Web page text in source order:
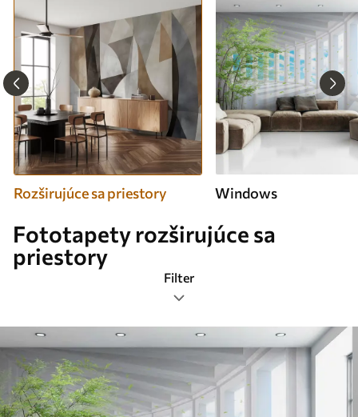
Rozširujúce sa priestory Windows
Fototapety rozširujúce sa
priestory
Filter
Značky
Formát obrázka
Farba